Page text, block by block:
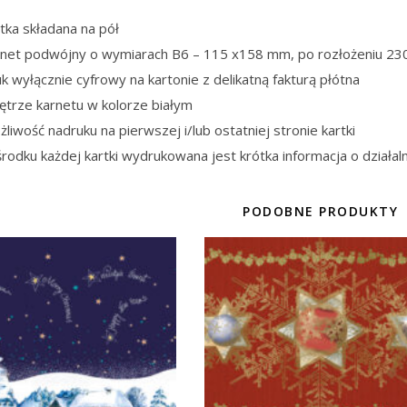
składana na pół
podwójny o wymiarach B6 – 115 x158 mm, po rozłożeniu
wyłącznie cyfrowy na kartonie z delikatną fakturą płótna
karnetu w kolorze białym
nadruku na pierwszej i/lub ostatniej stronie kartki
każdej kartki wydrukowana jest krótka informacja o
PODOBNE PRODUKTY